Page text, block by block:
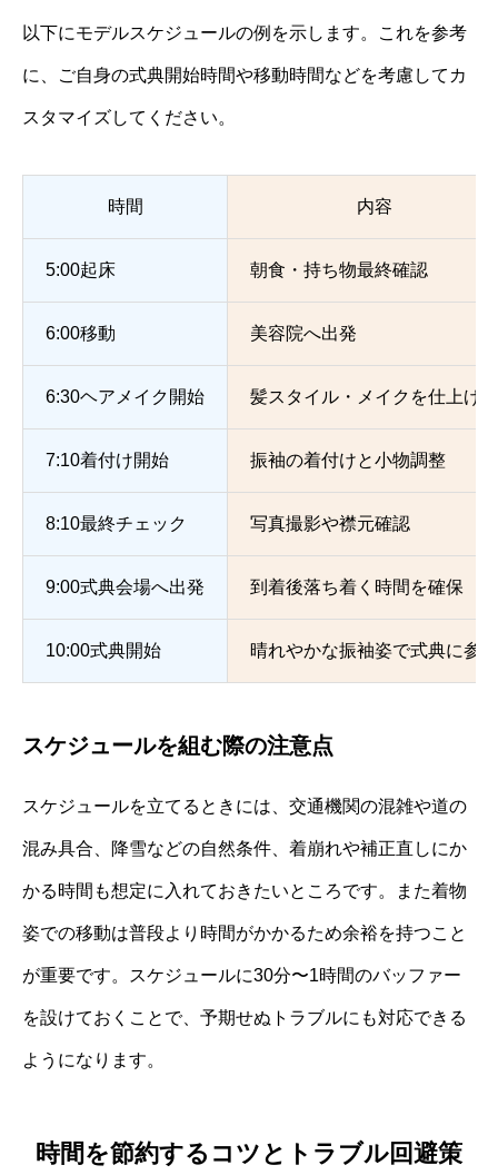
以下にモデルスケジュールの例を示します。これを参考
に、ご自身の式典開始時間や移動時間などを考慮してカ
スタマイズしてください。
時間 内容
5:00起床 朝食・持ち物最終確認
6:00移動 美容院へ出発
6:30ヘアメイク開始 髪スタイル・メイクを仕上げる
7:10着付け開始 振袖の着付けと小物調整
8:10最終チェック 写真撮影や襟元確認
9:00式典会場へ出発 到着後落ち着く時間を確保
10:00式典開始 晴れやかな振袖姿で式典に参加
スケジュールを組む際の注意点
スケジュールを立てるときには、交通機関の混雑や道の
混み具合、降雪などの自然条件、着崩れや補正直しにか
かる時間も想定に入れておきたいところです。また着物
姿での移動は普段より時間がかかるため余裕を持つこと
が重要です。スケジュールに30分〜1時間のバッファー
を設けておくことで、予期せぬトラブルにも対応できる
ようになります。
時間を節約するコツとトラブル回避策